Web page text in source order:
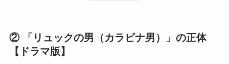
② 「リュックの男（カラビナ男）」の正体
【ドラマ版】